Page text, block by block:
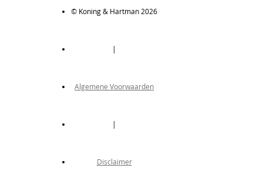
© Koning & Hartman 2026
|
Algemene Voorwaarden
|
Disclaimer